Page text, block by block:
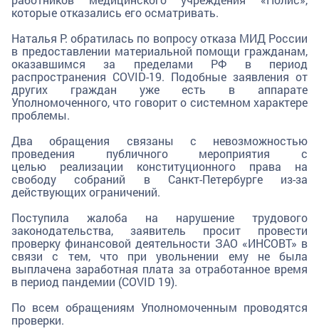
которые отказались его осматривать.
Наталья Р. обратилась по вопросу отказа МИД России
в предоставлении материальной помощи гражданам,
оказавшимся за пределами РФ в период
распространения COVID-19. Подобные заявления от
других граждан уже есть в аппарате
Уполномоченного, что говорит о системном характере
проблемы.
Два обращения связаны с невозможностью
проведения публичного мероприятия с
целью реализации конституционного права на
свободу собраний в Санкт-Петербурге из-за
действующих ограничений.
Поступила жалоба на нарушение трудового
законодательства, заявитель просит провести
проверку финансовой деятельности ЗАО «ИНСОВТ» в
связи с тем, что при увольнении ему не была
выплачена заработная плата за отработанное время
в период пандемии (COVID 19).
По всем обращениям Уполномоченным проводятся
проверки.